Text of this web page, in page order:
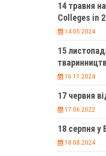
14 травня
Colleges in
14.05.2024
15
16.11.2024
17 червня
17.06.2022
18 серпня у
18.08.2024